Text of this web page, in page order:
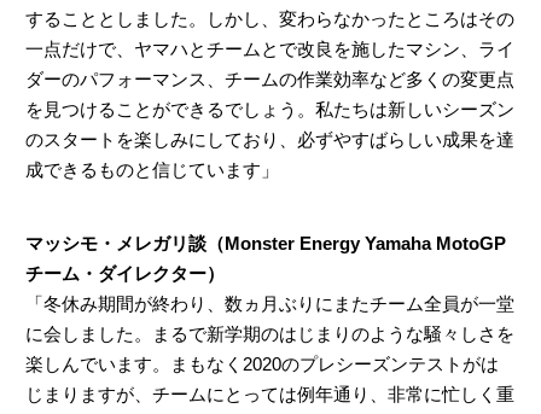
することとしました。しかし、変わらなかったところはその
一点だけで、ヤマハとチームとで改良を施したマシン、ライ
ダーのパフォーマンス、チームの作業効率など多くの変更点
を見つけることができるでしょう。私たちは新しいシーズン
のスタートを楽しみにしており、必ずやすばらしい成果を達
成できるものと信じています」
マッシモ・メレガリ談（Monster Energy Yamaha MotoGP
チーム・ダイレクター）
「冬休み期間が終わり、数ヵ月ぶりにまたチーム全員が一堂
に会しました。まるで新学期のはじまりのような騒々しさを
楽しんでいます。まもなく2020のプレシーズンテストがは
じまりますが、チームにとっては例年通り、非常に忙しく重